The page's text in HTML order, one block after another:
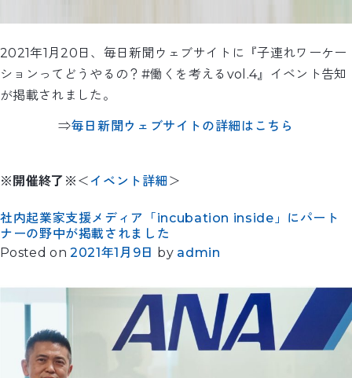
2021年1月20日、毎日新聞ウェブサイトに『子連れワーケー
ションってどうやるの？#働くを考えるvol.4』イベント告知
が掲載されました。
⇒毎日新聞ウェブサイトの詳細はこちら
※開催終了※ ＜イベント詳細 ＞
社内起業家支援メディア「incubation inside」にパート
ナーの野中が掲載されました
Posted on2021年1月9日 by admin